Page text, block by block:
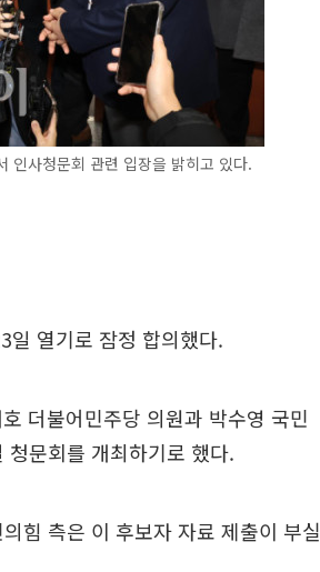
사청문회 관련 입장을 밝히고 있다.
일 열기로 잠정 합의했다.
더불어민주당 의원과 박수영 국민
문회를 개최하기로 했다.
힘 측은 이 후보자 자료 제출이 부실